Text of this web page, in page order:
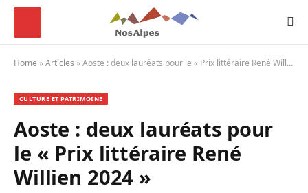
Home »Articles »Aoste : deux lauréats pour le « Prix littéraire René Willien 2024 »
CULTURE ET PATRIMOINE
Aoste : deux lauréats pour
le « Prix littéraire René
Willien 2024 »